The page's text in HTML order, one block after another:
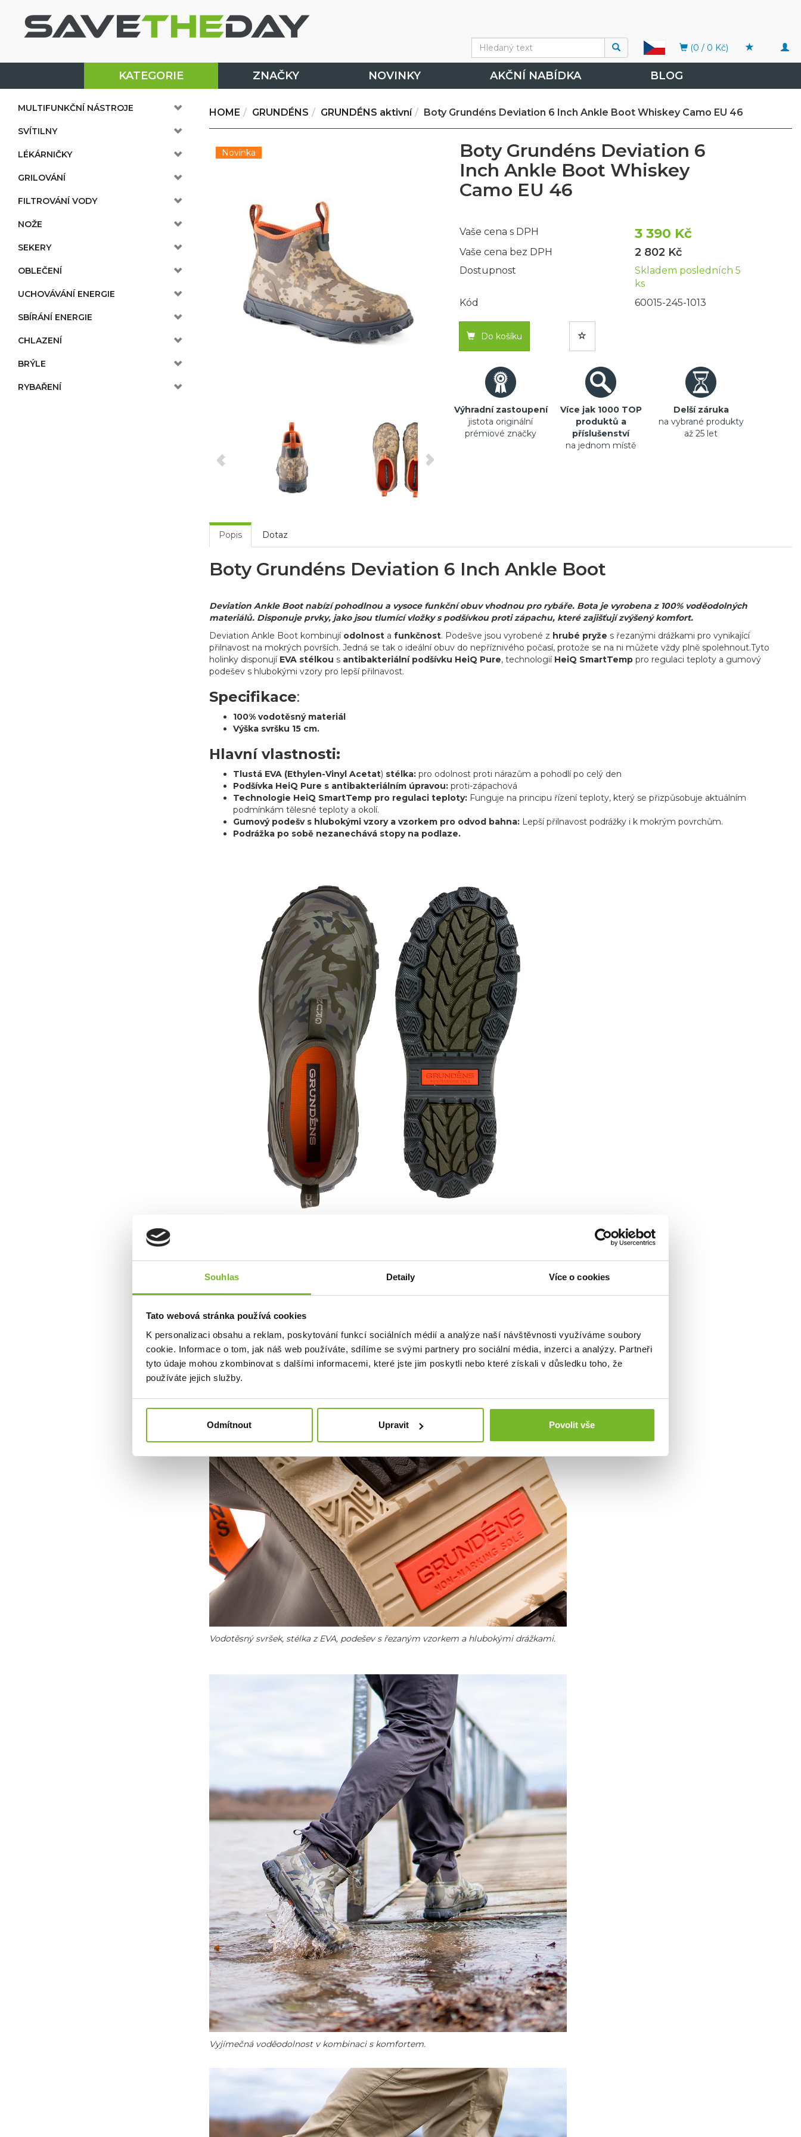
Souhlas Detaily Více o cookies
Tato webová stránka používá cookies
K personalizaci obsahu a reklam, poskytování funkcí sociálních médií a analýze naší návštěvnosti využíváme soubory
cookie. Informace o tom, jak náš web používáte, sdílíme se svými partnery pro sociální média, inzerci a analýzy. Partneři
tyto údaje mohou zkombinovat s dalšími informacemi, které jste jim poskytli nebo které získali v důsledku toho, že
používáte jejich služby.
Odmítnout Upravit Povolit vše
(0 / 0 Kč)
KATEGORIE ZNAČKY NOVINKY AKČNÍ NABÍDKA BLOG
MULTIFUNKČNÍ NÁSTROJE
SVÍTILNY
LÉKÁRNIČKY
GRILOVÁNÍ
FILTROVÁNÍ VODY
NOŽE
SEKERY
OBLEČENÍ
UCHOVÁVÁNÍ ENERGIE
SBÍRÁNÍ ENERGIE
CHLAZENÍ
BRÝLE
RYBAŘENÍ
HOME GRUNDÉNS GRUNDÉNS aktivní Boty Grundéns Deviation 6 Inch Ankle Boot Whiskey Camo EU 46
Novinka
Boty Grundéns Deviation 6
Inch Ankle Boot Whiskey
Camo EU 46
Vaše cena s DPH 3 390 Kč
Vaše cena bez DPH 2 802 Kč
Dostupnost
Skladem posledních 5
ks
Kód
60015-245-1013
Do košíku
Výhradní zastoupení
jistota originální
prémiové značky
Více jak 1000 TOP
produktů a
příslušenství
na jednom místě
Delší záruka
na vybrané produkty
až 25 let
Popis Dotaz
Boty Grundéns Deviation 6 Inch Ankle Boot
Deviation Ankle Boot nabízí pohodlnou a vysoce funkční obuv vhodnou pro rybáře. Bota je vyrobena z 100% voděodolných
materiálů. Disponuje prvky, jako jsou tlumící vložky s podšívkou proti zápachu, které zajišťují zvýšený komfort.
Deviation Ankle Boot kombinují odolnost a funkčnost. Podešve jsou vyrobené z hrubé pryže s řezanými drážkami pro vynikající
přilnavost na mokrých površích. Jedná se tak o ideální obuv do nepříznivého počasí, protože se na ni můžete vždy plně spolehnout.Tyto
holinky disponují EVA stélkou s antibakteriální podšívku HeiQ Pure, technologií HeiQ SmartTemp pro regulaci teploty a gumový
podešev s hlubokými vzory pro lepší přilnavost.
Specifikace:
100% vodotěsný materiál
Výška svršku 15 cm.
Hlavní vlastnosti:
Tlustá EVA (Ethylen-Vinyl Acetat) stélka: pro odolnost proti nárazům a pohodlí po celý den
Podšívka HeiQ Pure s antibakteriálním úpravou: proti-zápachová
Technologie HeiQ SmartTemp pro regulaci teploty: Funguje na principu řízení teploty, který se přizpůsobuje aktuálním
podmínkám tělesné teploty a okolí.
Gumový podešv s hlubokými vzory a vzorkem pro odvod bahna: Lepší přilnavost podrážky i k mokrým povrchům.
Podrážka po sobě nezanechává stopy na podlaze.
Vodotěsný svršek, stélka z EVA, podešev s řezaným vzorkem a hlubokými drážkami.
Vyjímečná voděodolnost v kombinaci s komfortem.